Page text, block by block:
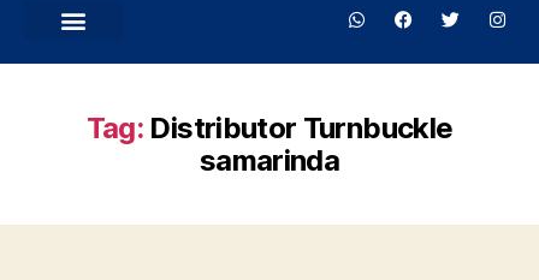
Tag: Distributor Turnbuckle
samarinda